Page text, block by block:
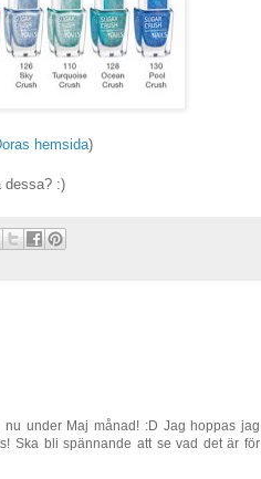
hemsida)
dessa? :)
under Maj månad! :D Jag hoppas jag
Ska bli spännande att se vad det är för